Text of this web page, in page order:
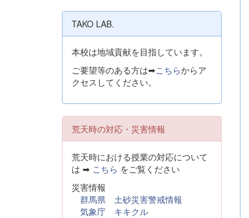
TAKO LAB.
本校は地域貢献を目指しています。
ご要望等のある方は➡こちらからア
クセスしてください。
荒天時の対応・災害情報
荒天時における授業の対応について
は ➡ こちら をご覧ください
災害情報
群馬県 土砂災害警戒情報
気象庁 キキクル